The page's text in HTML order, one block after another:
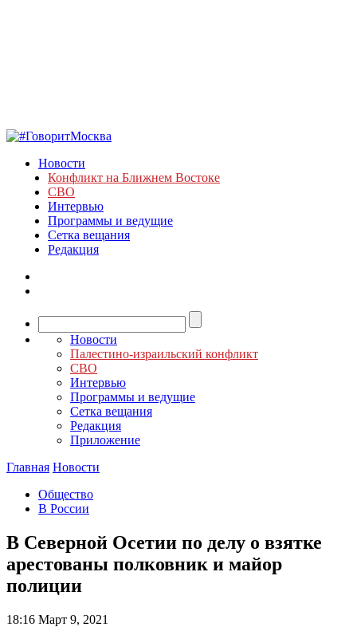
Новости
Конфликт на Ближнем Востоке
СВО
Интервью
Программы и ведущие
Сетка вещания
Редакция
Новости
Палестино-израильский конфликт
СВО
Интервью
Программы и ведущие
Сетка вещания
Редакция
Приложение
Главная Новости
Общество
В России
В Северной Осетии по делу о взятке
арестованы полковник и майор
полиции
18:16 Март 9, 2021